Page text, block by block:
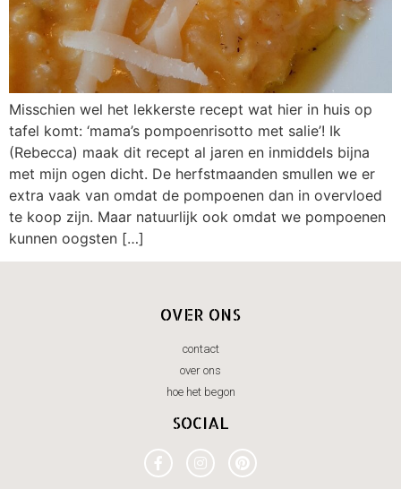
Misschien wel het lekkerste recept wat hier in huis op
tafel komt: ‘mama’s pompoenrisotto met salie’! Ik
(Rebecca) maak dit recept al jaren en inmiddels bijna
met mijn ogen dicht. De herfstmaanden smullen we er
extra vaak van omdat de pompoenen dan in overvloed
te koop zijn. Maar natuurlijk ook omdat we pompoenen
kunnen oogsten […]
OVER ONS
contact
over ons
hoe het begon
SOCIAL